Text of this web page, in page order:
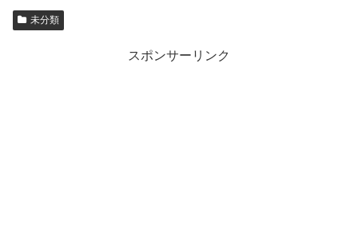
未分類
スポンサーリンク